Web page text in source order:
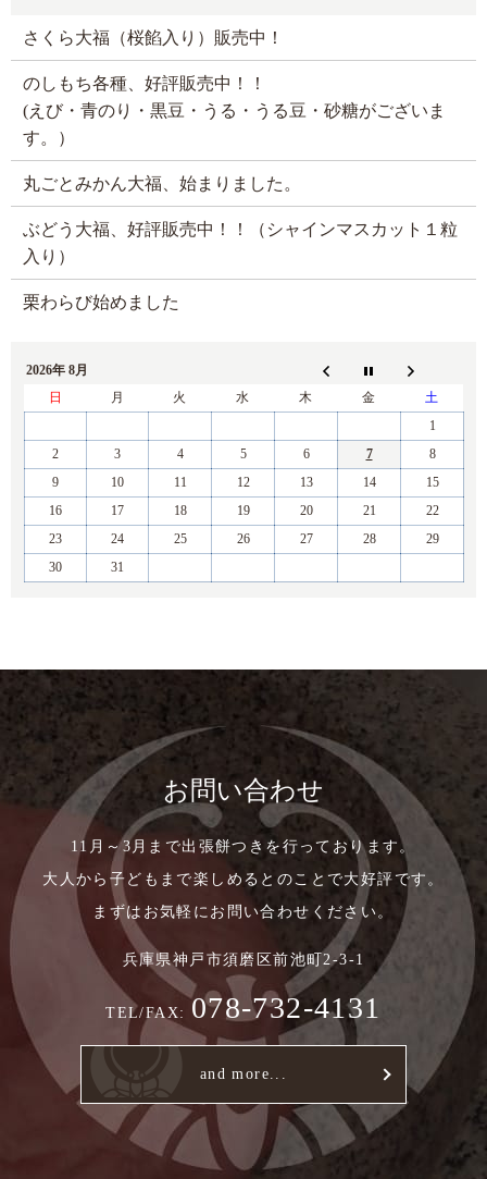
さくら大福（桜餡入り）販売中！
のしもち各種、好評販売中！！
(えび・青のり・黒豆・うる・うる豆・砂糖がございま
す。）
丸ごとみかん大福、始まりました。
ぶどう大福、好評販売中！！（シャインマスカット１粒
入り）
栗わらび始めました
2026年 8月
日
月 火 水 木 金
土
1
2
3 4 5 6 7
8
9
10 11 12 13 14
15
16
17 18 19 20 21
22
23
24 25 26 27 28
29
30
31
お問い合わせ
11月～3月まで出張餅つきを行っております。
大人から子どもまで楽しめるとのことで大好評です。
まずはお気軽にお問い合わせください。
兵庫県神戸市須磨区前池町2-3-1
TEL/FAX: 078-732-4131
and more...